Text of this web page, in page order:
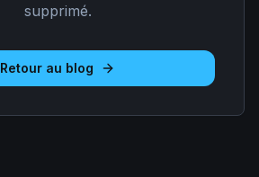
supprimé.
Retour au blog